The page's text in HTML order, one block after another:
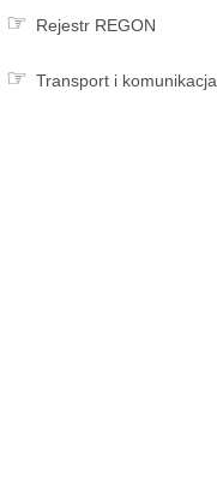
Rejestr REGON
Transport i komunikacja